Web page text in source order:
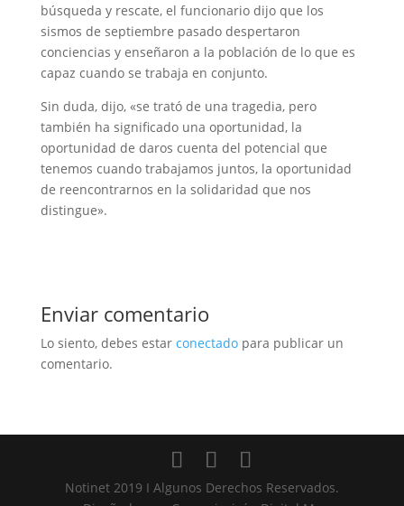
búsqueda y rescate, el funcionario dijo que los
sismos de septiembre pasado despertaron
conciencias y enseñaron a la población de lo que es
capaz cuando se trabaja en conjunto.
Sin duda, dijo, «se trató de una tragedia, pero
también ha significado una oportunidad, la
oportunidad de daros cuenta del potencial que
tenemos cuando trabajamos juntos, la oportunidad
de reencontrarnos en la solidaridad que nos
distingue».
Enviar comentario
Lo siento, debes estar conectadopara publicar un
comentario.
Notinet 2019 I Algunos Derechos Reservados.